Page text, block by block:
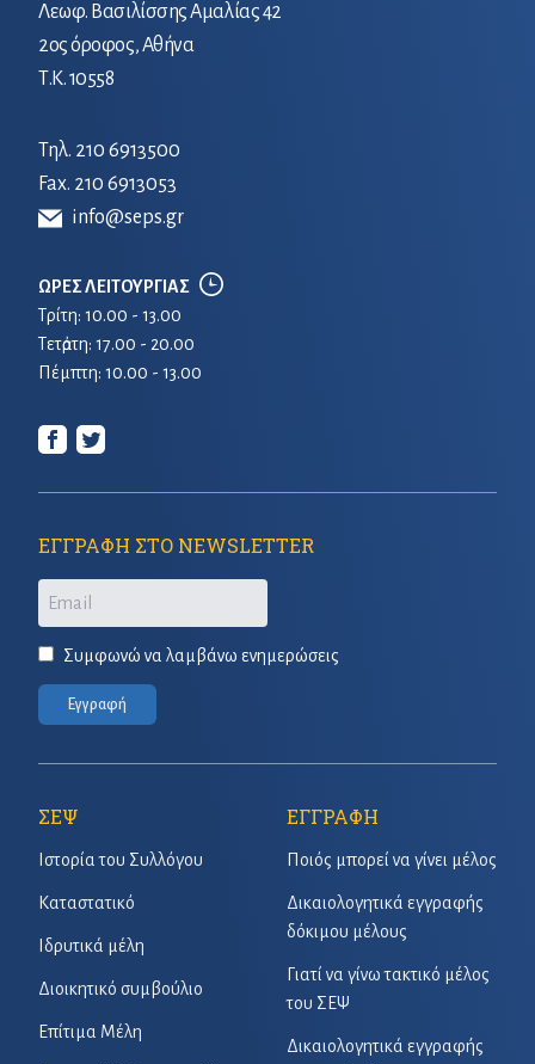
Λεωφ. Βασιλίσσης Αμαλίας 42
2ος όροφος, Αθήνα
Τ.Κ. 10558
Τηλ. 210 6913500
Fax. 210 6913053
info@seps.gr
ΩΡΕΣ ΛΕΙΤΟΥΡΓΙΑΣ
Τρίτη: 10.00 - 13.00
Τετἀρτη: 17.00 - 20.00
Πέμπτη: 10.00 - 13.00
ΕΓΓΡΑΦΗ ΣΤΟ NEWSLETTER
Email
Συμφωνώ να λαμβάνω ενημερώσεις
Εγγραφή
ΣΕΨ
Ιστορία του Συλλόγου
Καταστατικό
Ιδρυτικά μέλη
Διοικητικό συμβούλιο
Επίτιμα Μέλη
ΕΓΓΡΑΦΗ
Ποιός μπορεί να γίνει μέλος
Δικαιολογητικά εγγραφής
δόκιμου μέλους
Γιατί να γίνω τακτικό μέλος
του ΣΕΨ
Δικαιολογητικά εγγραφής